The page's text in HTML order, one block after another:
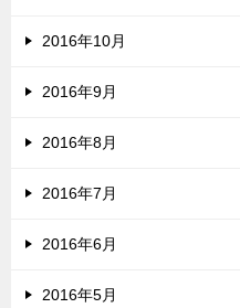
2016年10月
2016年9月
2016年8月
2016年7月
2016年6月
2016年5月